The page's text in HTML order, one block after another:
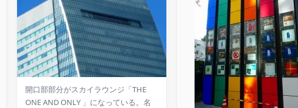
開口部部分がスカイラウンジ「THE
ONE AND ONLY 」になっている。名